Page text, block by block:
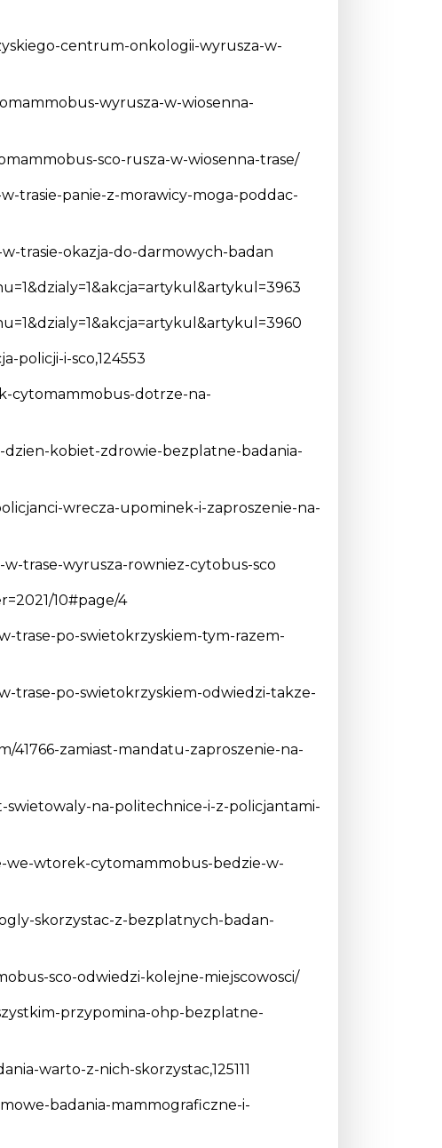
centrum-onkologii-wyrusza-w-
wyrusza-w-wiosenna-
sco-rusza-w-wiosenna-trase/
trasie-panie-z-morawicy-moga-poddac-
trasie-okazja-do-darmowych-badan
policji-i-sco,124553
cytomammobus-dotrze-na-
kobiet-zdrowie-bezplatne-badania-
wrecza-upominek-i-zaproszenie-na-
trase-wyrusza-rowniez-cytobus-sco
10#page/4
trase-po-swietokrzyskiem-tym-razem-
trase-po-swietokrzyskiem-odwiedzi-takze-
41766-zamiast-mandatu-zaproszenie-na-
na-politechnice-i-z-policjantami-
we-wtorek-cytomammobus-bedzie-w-
skorzystac-z-bezplatnych-badan-
sco-odwiedzi-kolejne-miejscowosci/
przypomina-ohp-bezplatne-
warto-z-nich-skorzystac,125111
badania-mammograficzne-i-